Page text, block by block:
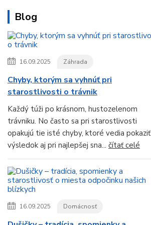
Blog
16.09.2025 Záhrada
Chyby, ktorým sa vyhnúť pri
starostlivosti o trávnik
Každý túži po krásnom, hustozelenom
trávniku. No často sa pri starostlivosti
opakujú tie isté chyby, ktoré vedia pokaziť
výsledok aj pri najlepšej sna... čítať celé
16.09.2025 Domácnosť